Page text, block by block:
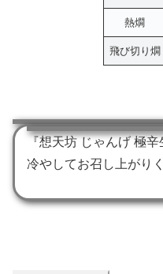
熱燗
飛び切り燗
『想天坊 じゃんげ 極
冷やしてお召し上がり